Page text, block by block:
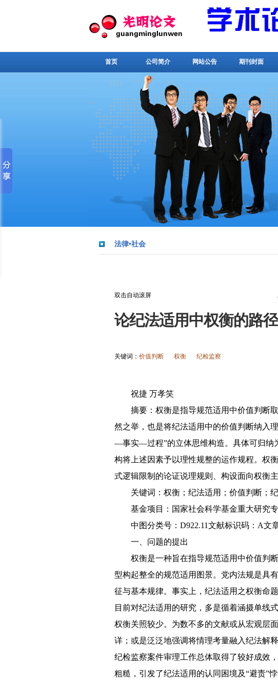
首页 公司简介 网站公告 期刊封面
法律•社会
双击自动滚屏
论纪法适用中权衡的路
关键词： 价值判断 权衡 纪检监察
祝捷 万孝笑
摘要：权衡是指导规范适用中价值判断
然之举，也是将纪法适用中的价值判断纳入
—事实—过程”的立体思维构造。具体可归纳
构将上述因素予以理性规整的运作规程。权
式逻辑限制的论证说理规则、构设面向权衡
关键词：权衡；纪法适用；价值判断；
基金项目：国家社会科学基金重大研究
中图分类号：D922.11文献标识码：A文
一、问题的提出
权衡是一种旨在指导规范适用中价值判
型构起整全的规范适用图景。党内法规是具
征与基本规律。事实上，纪法适用之权衡命
目前对纪法适用的研究，多是循着涵摄单线
权衡关照较少。为数不多的文献或从宏观层
详；或是泛泛地强调将情理考量融入纪法解
纪检监察案件审理工作总体取得了较好成效
粗糙，引发了纪法适用的认同困境及“避责”